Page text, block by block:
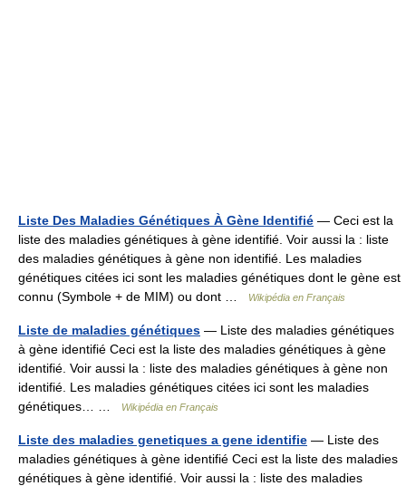
Liste Des Maladies Génétiques À Gène Identifié — Ceci est la
liste des maladies génétiques à gène identifié. Voir aussi la : liste
des maladies génétiques à gène non identifié. Les maladies
génétiques citées ici sont les maladies génétiques dont le gène est
connu (Symbole + de MIM) ou dont …
Wikipédia en Français
Liste de maladies génétiques — Liste des maladies génétiques
à gène identifié Ceci est la liste des maladies génétiques à gène
identifié. Voir aussi la : liste des maladies génétiques à gène non
identifié. Les maladies génétiques citées ici sont les maladies
génétiques… …
Wikipédia en Français
Liste des maladies genetiques a gene identifie — Liste des
maladies génétiques à gène identifié Ceci est la liste des maladies
génétiques à gène identifié. Voir aussi la : liste des maladies